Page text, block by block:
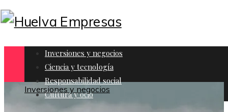
Inversiones y negocios
Ciencia y tecnología
Responsabilidad social
Cultura y ocio
Inversiones y negocios